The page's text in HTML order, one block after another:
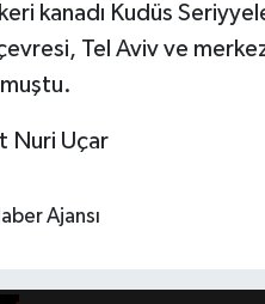
kanadı Kudüs
Tel Aviv ve
Nuri Uçar
Ajansı